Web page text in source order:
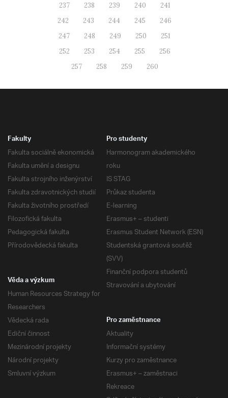
237
238 239 240
241
242
243 244 245
246
247
248 249 250
251
252
253 254 255
256
257
258 259 260
Fakulty
Fakulta sociálně ekonomická
Fakulta umění a designu
Fakulta strojního inženýrství
Fakulta zdravotnických studií
Fakulta životního prostředí
Filozofická fakulta
Pedagogická fakulta
Přírodovědecká fakulta
Pro studenty
Harmonogram akademického
roku
IS STAG
Průkaz studenta
E-learning
Erasmus+ – studenti
Erasmus Student Network (ESN)
Studentská grantová soutěž
(SVV)
Finanční podpora studentů
Stravování a ubytování
Věda a výzkum
Human Resources Strategy for
Researchers
Vědecká rada
Ediční činnost
Mezinárodní projekty
Národní projekty
Smluvní výzkum
Pro zaměstnance
Aktuality
Informační systémy
Kurzy pro zaměstnance
Erasmus+ – zaměstnaci
Rekreace